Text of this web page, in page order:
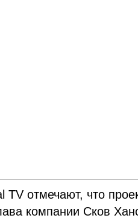
TV отмечают, что
компании Сков